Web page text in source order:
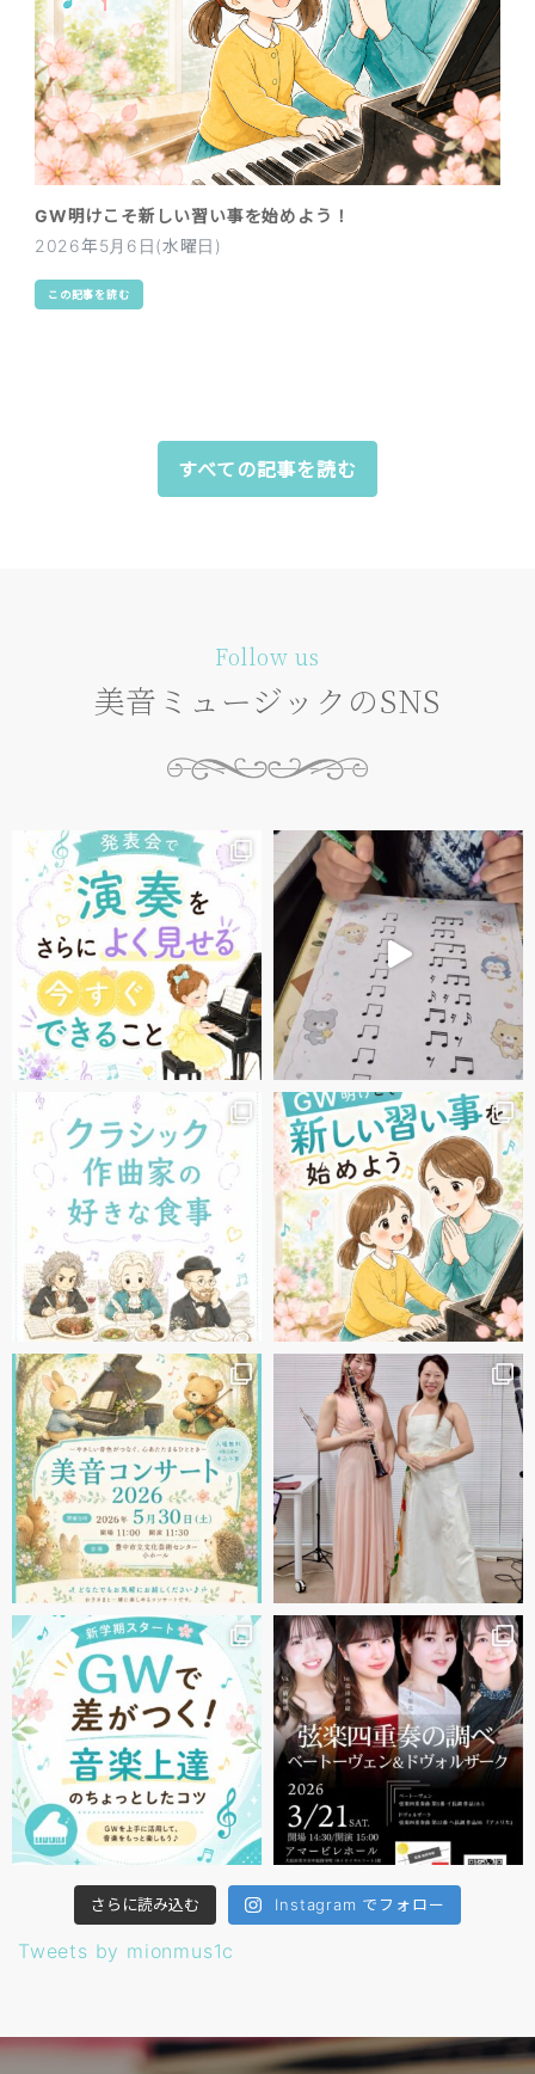
GW明けこそ新しい習い事を始めよう！
2026年5月6日(水曜日)
この記事を読む
すべての記事を読む
Follow us
美音ミュージックのSNS
さらに読み込む Instagram でフォロー
Tweets by mionmus1c